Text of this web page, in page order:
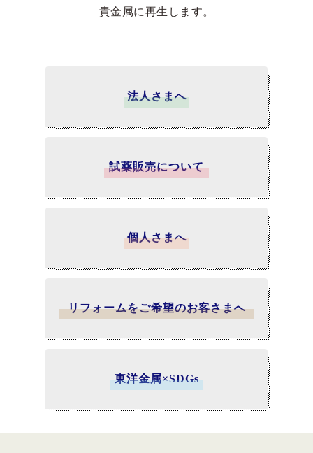
貴金属に再生します。
法人さまへ
試薬販売について
個人さまへ
リフォームをご希望のお客さまへ
東洋金属×SDGs